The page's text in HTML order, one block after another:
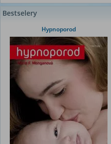
Bestselery
Hypnoporod